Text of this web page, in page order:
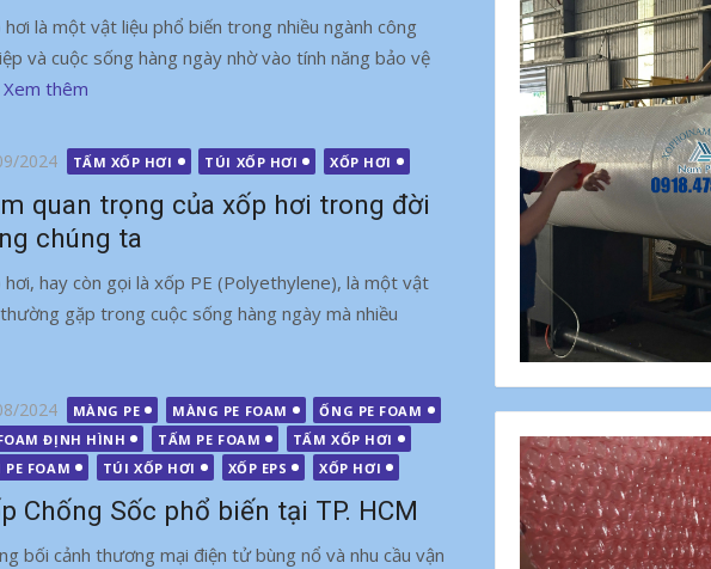
hơi là một vật liệu phổ biến trong nhiều ngành công
và cuộc sống hàng ngày nhờ vào tính năng bảo vệ
Xem thêm
2024 TẤM XỐP HƠI TÚI XỐP HƠI XỐP HƠI
quan trọng của xốp hơi trong đời
chúng ta
hơi, hay còn gọi là xốp PE (Polyethylene), là một vật
gặp trong cuộc sống hàng ngày mà nhiều
2024 MÀNG PE MÀNG PE FOAM
ỐNG PE FOAM
ĐỊNH HÌNH
TẤM PE FOAM
TẤM XỐP HƠI
PE FOAM
TÚI XỐP HƠI XỐP EPS XỐP HƠI
Chống Sốc phổ biến tại TP. HCM
bối cảnh thương mại điện tử bùng nổ và nhu cầu vận